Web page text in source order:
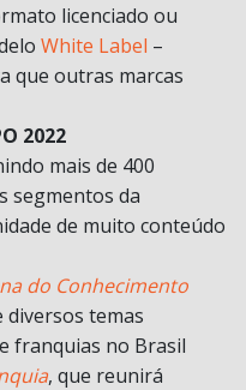
licenciado ou
White Label –
que outras marcas
2022
mais de 400
segmentos da
de muito conteúdo
do Conhecimento
temas
franquias no Brasil
, que reunirá